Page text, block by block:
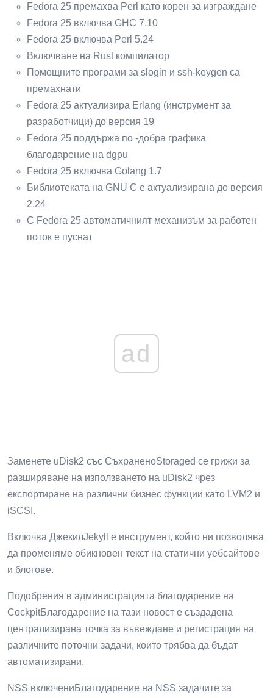
Fedora 25 премахва Perl като корен за изграждане
Fedora 25 включва GHC 7.10
Fedora 25 включва Perl 5.24
Включване на Rust компилатор
Помощните програми за slogin и ssh-keygen са
премахнати
Fedora 25 актуализира Erlang (инструмент за
разработчици) до версия 19
Fedora 25 поддържа по -добра графика
благодарение на dgpu
Fedora 25 включва Golang 1.7
Библиотеката на GNU C е актуализирана до версия
2.24
С Fedora 25 автоматичният механизъм за работен
поток е пуснат
ad
Заменете uDisk2 със СъхраненоStoraged се грижи за
разширяване на използването на uDisk2 чрез
експортиране на различни бизнес функции като LVM2 и
iSCSI.
Включва ДжекилJekyll е инструмент, който ни позволява
да променяме обикновен текст на статични уебсайтове
и блогове.
Подобрения в администрацията благодарение на
CockpitБлагодарение на тази новост е създадена
централизирана точка за въвеждане и регистрация на
различните поточни задачи, които трябва да бъдат
автоматизирани.
NSS включениБлагодарение на NSS задачите за